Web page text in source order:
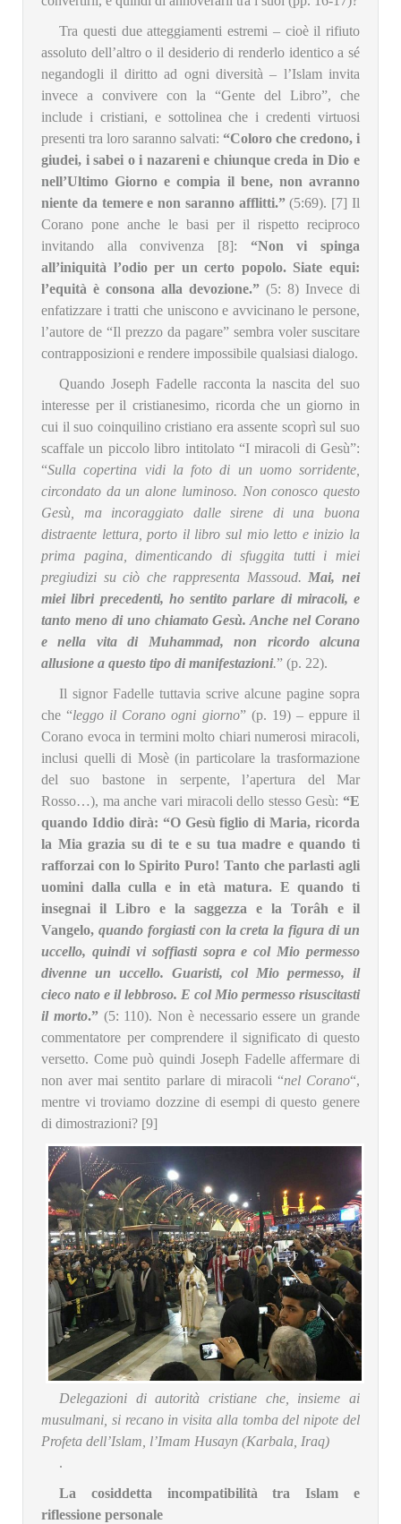
Tra questi due atteggiamenti estremi – cioè il rifiuto
assoluto dell’altro o il desiderio di renderlo identico a sé
negandogli il diritto ad ogni diversità – l’Islam invita
invece a convivere con la “Gente del Libro”, che
include i cristiani, e sottolinea che i credenti virtuosi
presenti tra loro saranno salvati: “Coloro che credono, i
giudei, i sabei o i nazareni e chiunque creda in Dio e
nell’Ultimo Giorno e compia il bene, non avranno
niente da temere e non saranno afflitti.”(5:69). [7] Il
Corano pone anche le basi per il rispetto reciproco
invitando alla convivenza [8]: “Non vi spinga
all’iniquità l’odio per un certo popolo. Siate equi:
l’equità è consona alla devozione.” (5: 8) Invece di
enfatizzare i tratti che uniscono e avvicinano le persone,
l’autore de “Il prezzo da pagare” sembra voler suscitare
contrapposizioni e rendere impossibile qualsiasi dialogo.
Quando Joseph Fadelle racconta la nascita del suo
interesse per il cristianesimo, ricorda che un giorno in
cui il suo coinquilino cristiano era assente scoprì sul suo
scaffale un piccolo libro intitolato “I miracoli di Gesù”:
“Sulla copertina vidi la foto di un uomo sorridente,
circondato da un alone luminoso. Non conosco questo
Gesù, ma incoraggiato dalle sirene di una buona
distraente lettura, porto il libro sul mio letto e inizio la
prima pagina, dimenticando di sfuggita tutti i miei
pregiudizi su ciò che rappresenta Massoud. Mai, nei
miei libri precedenti, ho sentito parlare di miracoli, e
tanto meno di uno chiamato Gesù. Anche nel Corano
e nella vita di Muhammad, non ricordo alcuna
allusione a questo tipo di manifestazioni.” (p. 22).
Il signor Fadelle tuttavia scrive alcune pagine sopra
che “leggo il Corano ogni giorno” (p. 19) – eppure il
Corano evoca in termini molto chiari numerosi miracoli,
inclusi quelli di Mosè (in particolare la trasformazione
del suo bastone in serpente, l’apertura del Mar
Rosso…), ma anche vari miracoli dello stesso Gesù: “E
quando Iddio dirà: “O Gesù figlio di Maria, ricorda
la Mia grazia su di te e su tua madre e quando ti
rafforzai con lo Spirito Puro! Tanto che parlasti agli
uomini dalla culla e in età matura. E quando ti
insegnai il Libro e la saggezza e la Torâh e il
Vangelo, quando forgiasti con la creta la figura di un
uccello, quindi vi soffiasti sopra e col Mio permesso
divenne un uccello. Guaristi, col Mio permesso, il
cieco nato e il lebbroso. E col Mio permesso risuscitasti
il morto.”(5: 110). Non è necessario essere un grande
commentatore per comprendere il significato di questo
versetto. Come può quindi Joseph Fadelle affermare di
non aver mai sentito parlare di miracoli “nel Corano“,
mentre vi troviamo dozzine di esempi di questo genere
di dimostrazioni? [9]
Delegazioni di autorità cristiane che, insieme ai
musulmani, si recano in visita alla tomba del nipote del
Profeta dell’Islam, l’Imam Husayn (Karbala, Iraq)
.
La cosiddetta incompatibilità tra Islam e
riflessione personale